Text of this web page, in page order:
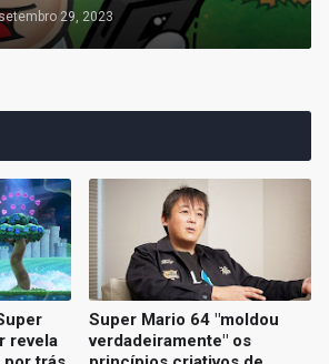
29, 2023
revela
Super Mario 64 "moldou
verdadeiramente" os